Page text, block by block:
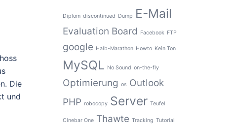
Die
und
Diplom discontinued Dump E-Mail
Evaluation Board Facebook FTP
google Halb-Marathon Howto Kein Ton
MySQL No Sound on-the-fly
Optimierung os Outlook
PHP robocopy Server Teufel
Cinebar One Thawte Tracking Tutorial